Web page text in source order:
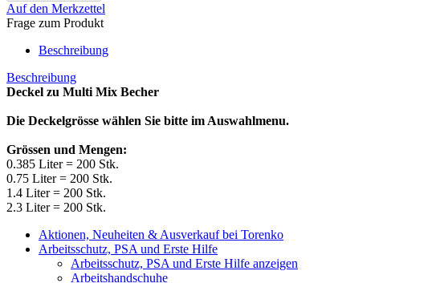
Auf den Merkzettel
Frage zum Produkt
Beschreibung
Beschreibung
Deckel zu Multi Mix Becher
Die Deckelgrösse wählen Sie bitte im Auswahlmenu.
Grössen und Mengen:
0.385 Liter = 200 Stk.
0.75 Liter = 200 Stk.
1.4 Liter = 200 Stk.
2.3 Liter = 200 Stk.
Aktionen, Neuheiten & Ausverkauf bei Torenko
Arbeitsschutz, PSA und Erste Hilfe
Arbeitsschutz, PSA und Erste Hilfe anzeigen
Arbeitshandschuhe